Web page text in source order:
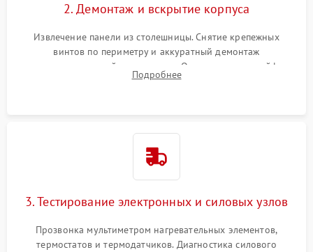
2. Демонтаж и вскрытие корпуса
Извлечение панели из столешницы. Снятие крепежных
винтов по периметру и аккуратный демонтаж
стеклокерамической поверхности. Отсоединение шлейфов
сенсорного блока для доступа к силовым платам, катушкам
Подробнее
3. Тестирование электронных и силовых узлов
Прозвонка мультиметром нагревательных элементов,
термостатов и термодатчиков. Диагностика силового